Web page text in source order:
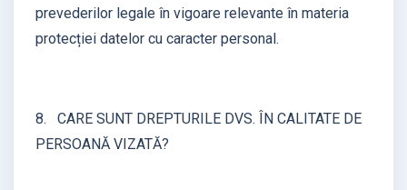
prevederilor legale în vigoare relevante în materia
protecției datelor cu caracter personal.
8. CARE SUNT DREPTURILE DVS. ÎN CALITATE DE
PERSOANĂ VIZATĂ?